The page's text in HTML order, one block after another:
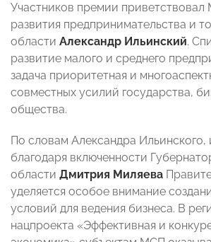
Участников премии приветствовал
развития предпринимательства и
области Александр Ильинский.
развитие малого и среднего
задача приоритетная и
совместных усилий государства,
общества.
По словам Александра Ильинского,
благодаря включенности
области Дмитрия Миляева
уделяется особое внимание
условий для ведения бизнеса. В
нацпроекта «Эффективная и